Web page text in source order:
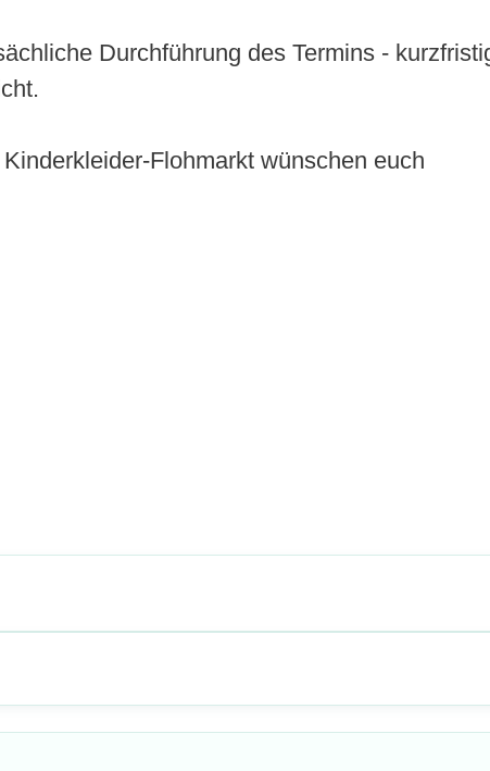
Durchführung des Termins -
Flohmarkt wünschen euch